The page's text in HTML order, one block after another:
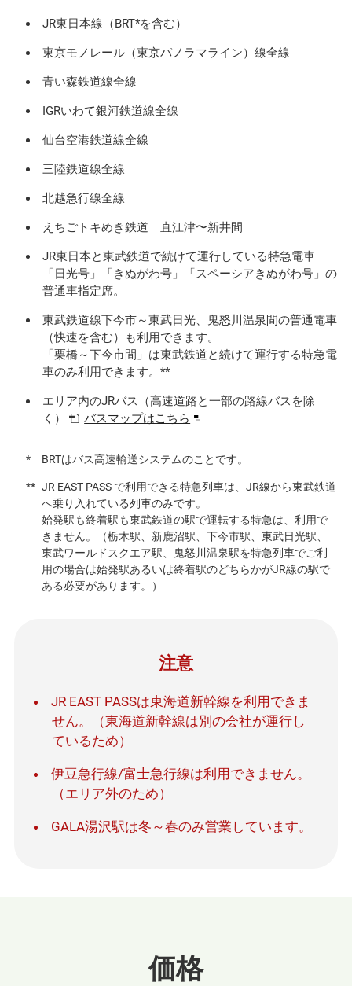
JR東日本線（BRT*を含む）
東京モノレール（東京パノラマライン）線全線
青い森鉄道線全線
IGRいわて銀河鉄道線全線
仙台空港鉄道線全線
三陸鉄道線全線
北越急行線全線
えちごトキめき鉄道 直江津〜新井間
JR東日本と東武鉄道で続けて運行している特急電車
「日光号」「きぬがわ号」「スペーシアきぬがわ号」の
普通車指定席。
東武鉄道線下今市～東武日光、鬼怒川温泉間の普通電車
（快速を含む）も利用できます。
「栗橋～下今市間」は東武鉄道と続けて運行する特急電
車のみ利用できます。**
エリア内のJRバス（高速道路と一部の路線バスを除
く）
バスマップはこちら
別
ン
ド
ウ
で
開
き
ま
BRTはバス高速輸送システムのことです。
JR EAST PASS で利用できる特急列車は、JR線から東武鉄道
へ乗り入れている列車のみです。
始発駅も終着駅も東武鉄道の駅で運転する特急は、利用で
きません。（栃木駅、新鹿沼駅、下今市駅、東武日光駅、
東武ワールドスクエア駅、鬼怒川温泉駅を特急列車でご利
用の場合は始発駅あるいは終着駅のどちらかがJR線の駅で
ある必要があります。）
注意
JR EAST PASSは東海道新幹線を利用できま
せん。（東海道新幹線は別の会社が運行し
ているため）
伊豆急行線/富士急行線は利用できません。
（エリア外のため）
GALA湯沢駅は冬～春のみ営業しています。
価格